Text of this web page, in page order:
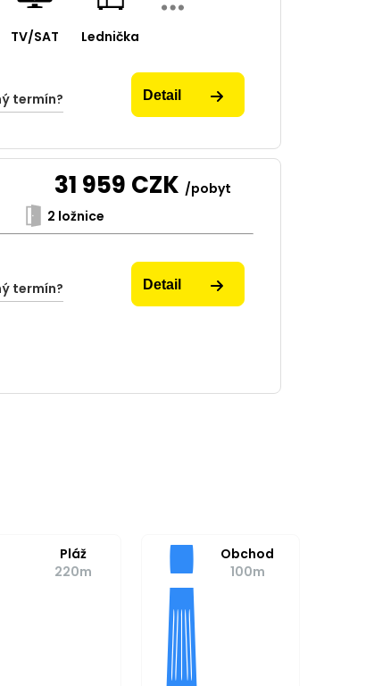
TV/SAT Lednička
termín? Detail
31 959 CZK /pobyt
2 ložnice
termín? Detail
Pláž
220m
Obchod
100m